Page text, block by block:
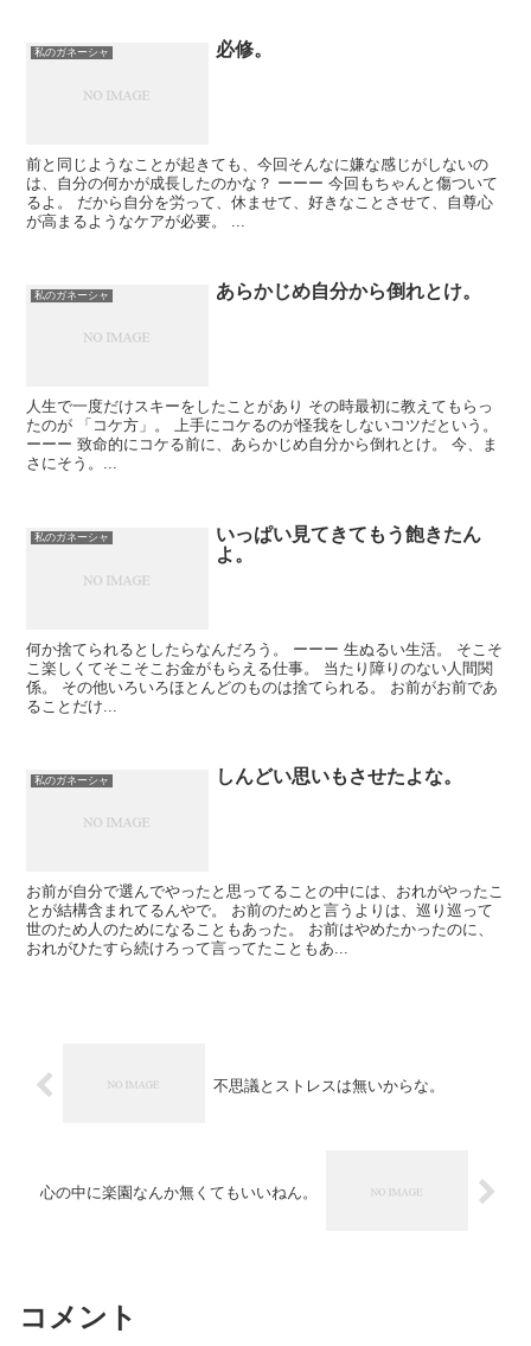
私のガネーシャ 必修。
前と同じようなことが起きても、今回そんなに嫌な感じがしないの
は、自分の何かが成長したのかな？ ーーー 今回もちゃんと傷ついて
るよ。 だから自分を労って、休ませて、好きなことさせて、自尊心
が高まるようなケアが必要。 ...
私のガネーシャ あらかじめ自分から倒れとけ。
人生で一度だけスキーをしたことがあり その時最初に教えてもらっ
たのが 「コケ方」。 上手にコケるのが怪我をしないコツだという。
ーーー 致命的にコケる前に、あらかじめ自分から倒れとけ。 今、ま
さにそう。...
私のガネーシャ
いっぱい見てきてもう飽きたん
よ。
何か捨てられるとしたらなんだろう。 ーーー 生ぬるい生活。 そこそ
こ楽しくてそこそこお金がもらえる仕事。 当たり障りのない人間関
係。 その他いろいろほとんどのものは捨てられる。 お前がお前であ
ることだけ...
私のガネーシャ しんどい思いもさせたよな。
お前が自分で選んでやったと思ってることの中には、おれがやったこ
とが結構含まれてるんやで。 お前のためと言うよりは、巡り巡って
世のため人のためになることもあった。 お前はやめたかったのに、
おれがひたすら続けろって言ってたこともあ...
不思議とストレスは無いからな。
心の中に楽園なんか無くてもいいねん。
コメント